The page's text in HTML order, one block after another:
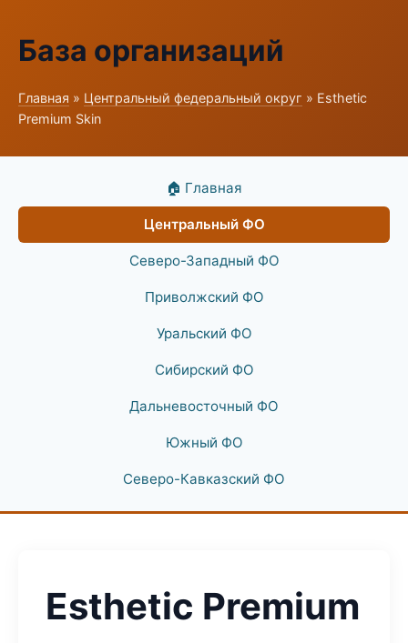
База организаций
Главная » Центральный федеральный округ » Esthetic
Premium Skin
🏠 Главная
Центральный ФО
Северо-Западный ФО
Приволжский ФО
Уральский ФО
Сибирский ФО
Дальневосточный ФО
Южный ФО
Северо-Кавказский ФО
Esthetic Premium